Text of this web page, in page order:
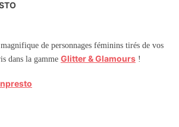
de personnages féminins tirés de vos
dans la gamme Glitter & Glamours !